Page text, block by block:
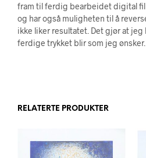
fram til ferdig bearbeidet digital fil
og har også muligheten til å
ikke liker resultatet. Det gjør at
ferdige trykket blir som jeg ønsker.
RELATERTE PRODUKTER